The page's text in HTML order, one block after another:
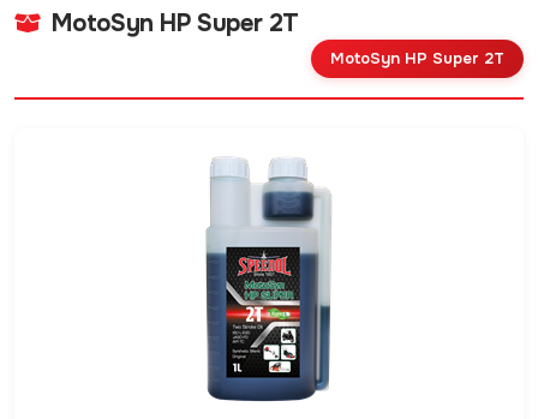
MotoSyn HP Super 2T
MotoSyn HP Super 2T